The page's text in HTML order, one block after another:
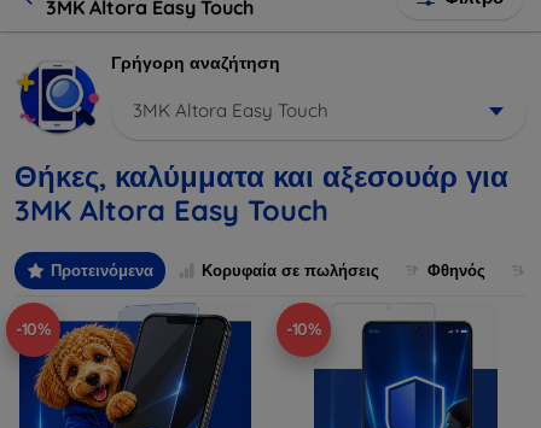
3MK Altora Easy Touch
Γρήγορη αναζήτηση
3MK Altora Easy Touch
Θήκες, καλύμματα και αξεσουάρ για
3MK Altora Easy Touch
Προτεινόμενα Κορυφαία σε πωλήσεις Φθηνός
-10% -10%